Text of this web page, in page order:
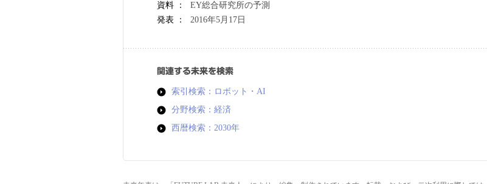
資料 ：
EY総合研究所の予測
発表 ：
2016年5月17日
関連する未来を検索
索引検索：ロボット・AI
分野検索：経済
西暦検索：2030年